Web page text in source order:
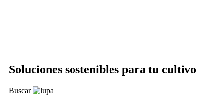
Soluciones sostenibles para tu cultivo
Buscar